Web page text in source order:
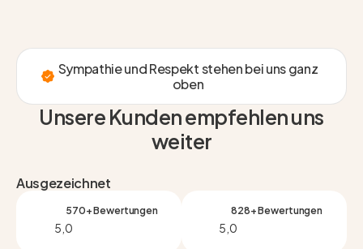
Sympathie und Respekt stehen bei uns ganz
oben
Unsere Kunden empfehlen uns
weiter
Ausgezeichnet
570+ Bewertungen
5,0
828+ Bewertungen
5,0